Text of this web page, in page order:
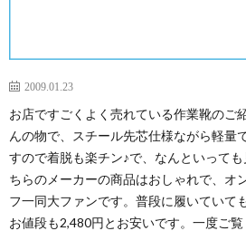
2009.01.23
お店ですごくよく売れている作業靴のご
んの物で、スチール先芯仕様ながら軽量
すので着脱も楽チン♪で、なんといって
ちらのメーカーの商品はおしゃれで、オ
フ一同大ファンです。普段に履いていて
お値段も2,480円とお安いです。一度ご覧